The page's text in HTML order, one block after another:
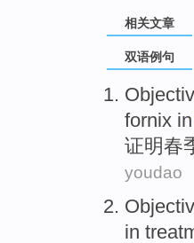
相关文章
双语例句
fornix in
证明春
youdao
in